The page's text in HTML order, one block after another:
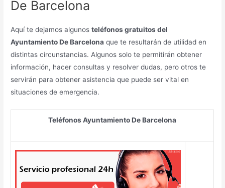
De Barcelona
Aquí te dejamos algunosteléfonos gratuitos del
Ayuntamiento De Barcelona que te resultarán de utilidad en
distintas circunstancias. Algunos solo te permitirán obtener
información, hacer consultas y resolver dudas, pero otros te
servirán para obtener asistencia que puede ser vital en
situaciones de emergencia.
Teléfonos Ayuntamiento De Barcelona